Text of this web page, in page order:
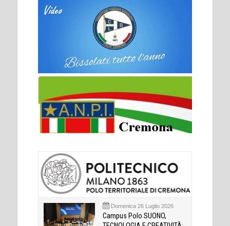
Domenica 26 Luglio 2026
Campus Polo SUONO,